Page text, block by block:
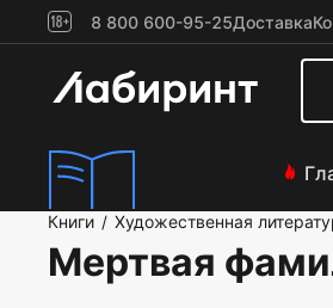
8 800 600-95-25Доставка
Книги / Художественная
Мертвая